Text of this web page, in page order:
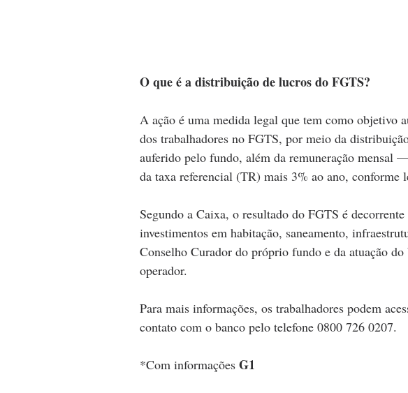
O que é a distribuição de lucros do FGTS?
A ação é uma medida legal que tem como objetivo
dos trabalhadores no FGTS, por meio da
auferido pelo fundo, além da remuneração mensal
da taxa referencial (TR) mais 3% ao ano, conforme
Segundo a Caixa, o resultado do FGTS é
investimentos em habitação, saneamento,
Conselho Curador do próprio fundo e da atuação
operador.
Para mais informações, os trabalhadores podem
contato com o banco pelo telefone 0800 726 0207.
*Com informações G1